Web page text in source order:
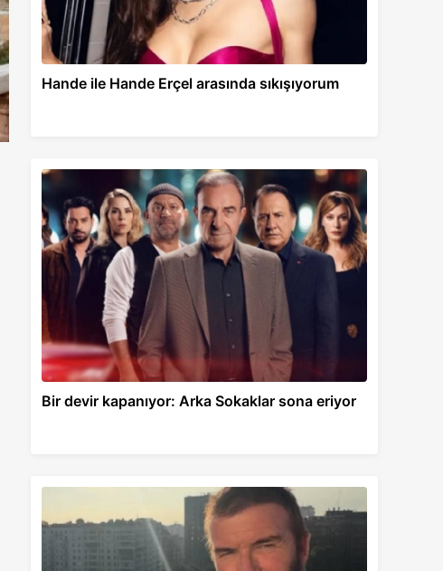
Hande ile Hande Erçel arasında sıkışıyorum
Bir devir kapanıyor: Arka Sokaklar sona eriyor